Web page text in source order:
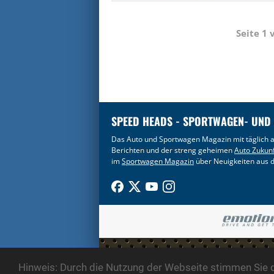
Hinweis: Durch die Nutzung der Webseite stimmen Sie
Seite 1
SPEED HEADS - SPORTWAGEN-
Das Auto und Sportwagen Magazin mit täglich
Berichten und der streng geheimenAuto
imSportwagen Magazin über Neuigkeiten aus
COPYRIGHT